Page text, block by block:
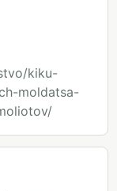
kiku-
moldatsa-